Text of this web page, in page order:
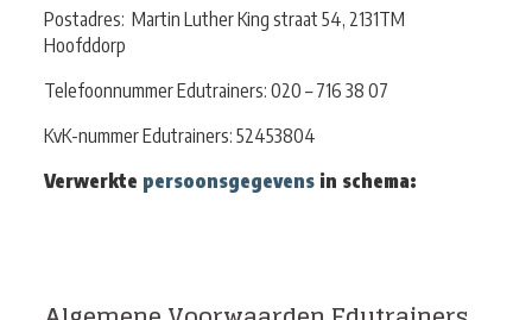
Postadres: Martin Luther King straat 54, 2131TM
Hoofddorp
Telefoonnummer Edutrainers: 020 – 716 38 07
KvK-nummer Edutrainers: 52453804
Verwerkte persoonsgegevens in schema: